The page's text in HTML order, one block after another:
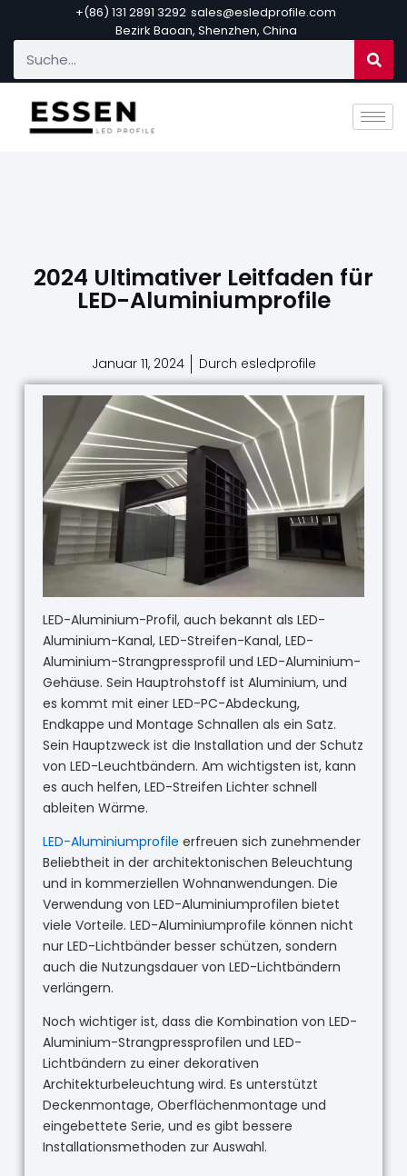
+(86) 131 2891 3292 sales@esledprofile.com
Bezirk Baoan, Shenzhen, China
2024 Ultimativer Leitfaden für
LED-Aluminiumprofile
Januar 11, 2024 Durch esledprofile
LED-Aluminium-Profil, auch bekannt als LED-
Aluminium-Kanal, LED-Streifen-Kanal, LED-
Aluminium-Strangpressprofil und LED-Aluminium-
Gehäuse. Sein Hauptrohstoff ist Aluminium, und
es kommt mit einer LED-PC-Abdeckung,
Endkappe und Montage Schnallen als ein Satz.
Sein Hauptzweck ist die Installation und der Schutz
von LED-Leuchtbändern. Am wichtigsten ist, kann
es auch helfen, LED-Streifen Lichter schnell
ableiten Wärme.
LED-Aluminiumprofile erfreuen sich zunehmender
Beliebtheit in der architektonischen Beleuchtung
und in kommerziellen Wohnanwendungen. Die
Verwendung von LED-Aluminiumprofilen bietet
viele Vorteile. LED-Aluminiumprofile können nicht
nur LED-Lichtbänder besser schützen, sondern
auch die Nutzungsdauer von LED-Lichtbändern
verlängern.
Noch wichtiger ist, dass die Kombination von LED-
Aluminium-Strangpressprofilen und LED-
Lichtbändern zu einer dekorativen
Architekturbeleuchtung wird. Es unterstützt
Deckenmontage, Oberflächenmontage und
eingebettete Serie, und es gibt bessere
Installationsmethoden zur Auswahl.